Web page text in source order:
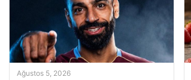
Ağustos 5, 2026